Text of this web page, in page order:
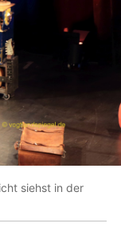
siehst in der